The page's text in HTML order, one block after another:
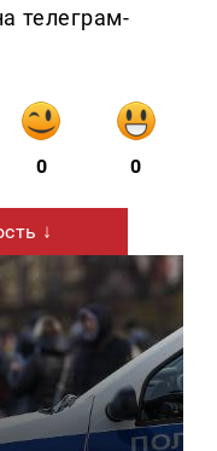
телеграм-
0 0
↓